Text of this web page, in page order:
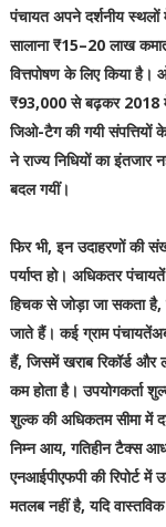
पंचायत अपने दर्शनीय स्थलों
सालाना ₹15–20 लाख
वित्तपोषण के लिए किया
₹93,000 से बढ़कर 2018 में
जिओ-टैग की गयी संपत्तियों
ने राज्य निधियों का इंतजार
बदल गयीं।
फिर भी, इन उदाहरणों की
पर्याप्त हो। अधिकतर
हिचक से जोड़ा जा सकता
जाते हैं। कई ग्राम
हैं, जिसमें खराब रिकॉर्ड
कम होता है। उपयोगकर्ता
शुल्क की अधिकतम सीमा में
निम्न आय, गतिहीन टैक्स
एनआईपीएफपी की रिपोर्ट
मतलब नहीं है, यदि